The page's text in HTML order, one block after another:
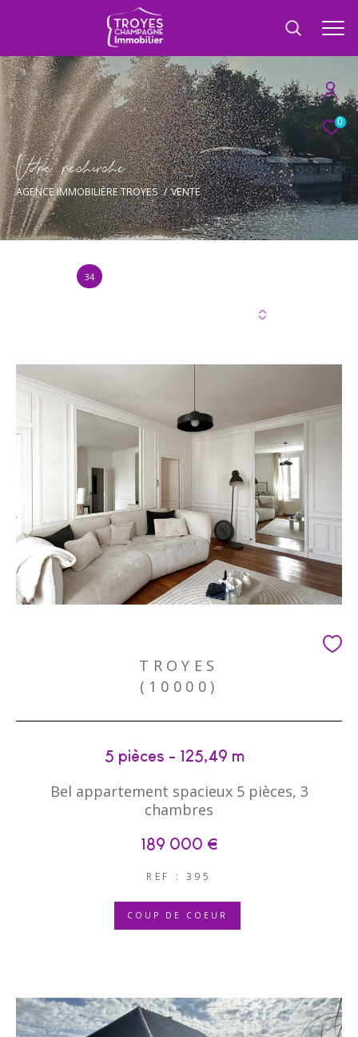
0
Vore recece
AGENCE IMMOBILIÈRE TROYES VENTE
34
TROYES
(10000)
5 pièces - 125,49 m²
Bel appartement spacieux 5 pièces, 3
chambres
189 000 €
REF : 395
COUP DE COEUR